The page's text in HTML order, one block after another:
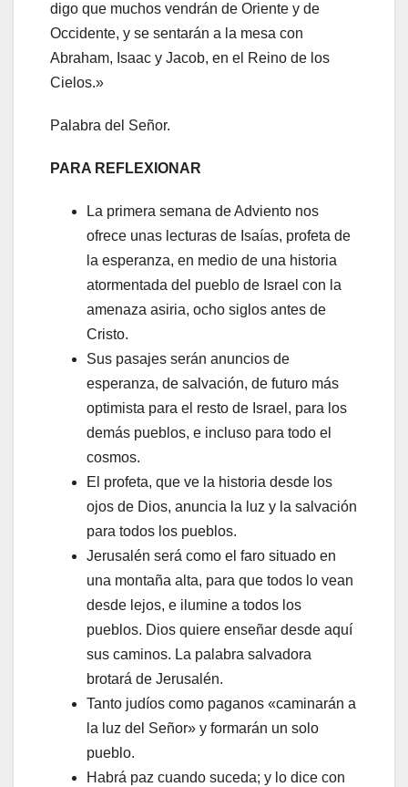
digo que muchos vendrán de Oriente y de
Occidente, y se sentarán a la mesa con
Abraham, Isaac y Jacob, en el Reino de los
Cielos.»
Palabra del Señor.
PARA REFLEXIONAR
La primera semana de Adviento nos
ofrece unas lecturas de Isaías, profeta de
la esperanza, en medio de una historia
atormentada del pueblo de Israel con la
amenaza asiria, ocho siglos antes de
Cristo.
Sus pasajes serán anuncios de
esperanza, de salvación, de futuro más
optimista para el resto de Israel, para los
demás pueblos, e incluso para todo el
cosmos.
El profeta, que ve la historia desde los
ojos de Dios, anuncia la luz y la salvación
para todos los pueblos.
Jerusalén será como el faro situado en
una montaña alta, para que todos lo vean
desde lejos, e ilumine a todos los
pueblos. Dios quiere enseñar desde aquí
sus caminos. La palabra salvadora
brotará de Jerusalén.
Tanto judíos como paganos «caminarán a
la luz del Señor» y formarán un solo
pueblo.
Habrá paz cuando suceda; y lo dice con